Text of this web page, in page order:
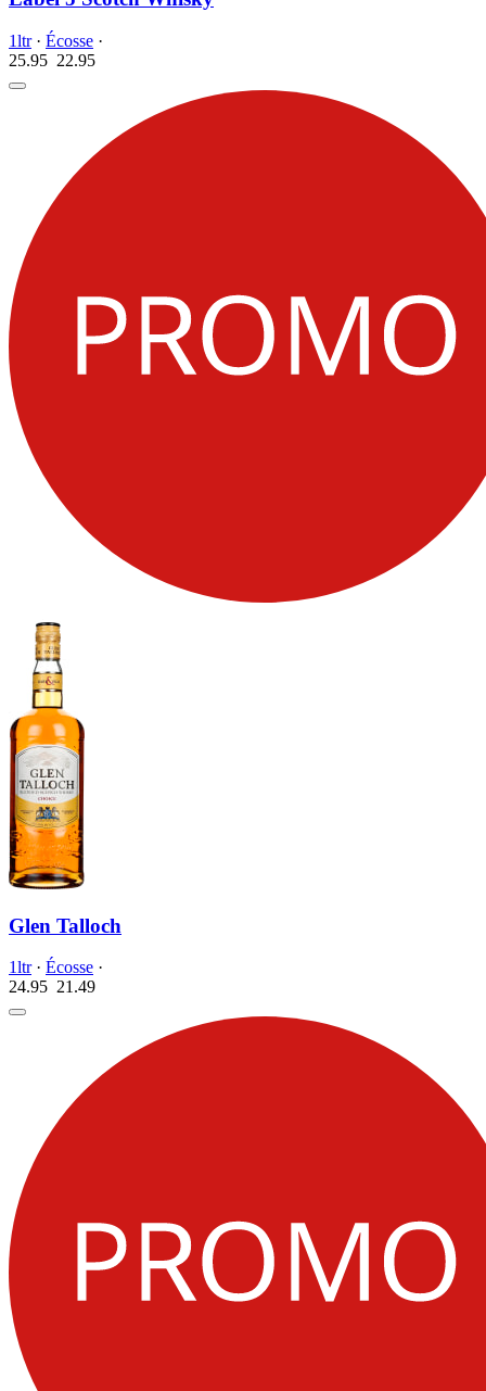
1ltr· Écosse ·
25.95 22.95
Glen Talloch
1ltr· Écosse ·
24.95 21.49